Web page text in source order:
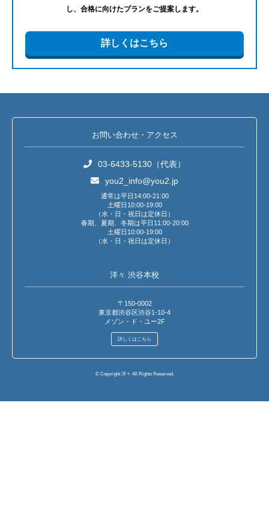
し、合格に向けたプランをご提案します。
詳しくはこちら
お問い合わせ・アクセス
03-6433-5130（代表）
you2_info@you2.jp
通常は平日14:00-21:00
土曜日10:00-19:00
（水・日・祝日は定休日）
春期、夏期、冬期は平日11:00-20:00
土曜日10:00-19:00
（水・日・祝日は定休日）
洋々 渋谷本校
〒150-0002
東京都渋谷区渋谷1-10-4
メゾン・ド・ユー2F
詳しくはこちら
© Copyright 洋々 All Rights Reserved.